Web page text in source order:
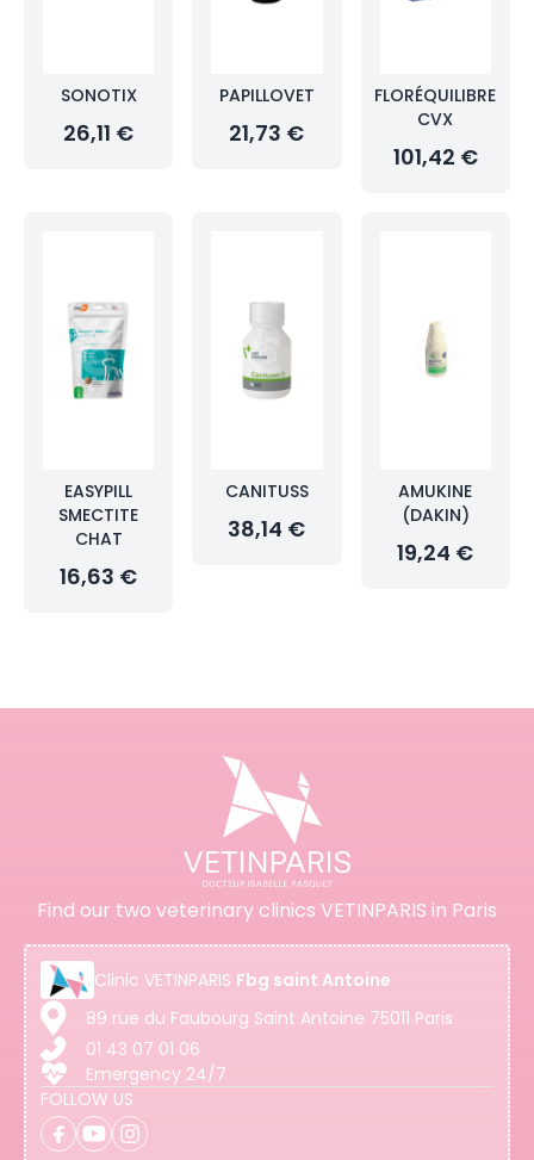
SONOTIX
26,11 €
PAPILLOVET
21,73 €
FLORÉQUILIBRE
CVX
101,42 €
EASYPILL
SMECTITE
CHAT
16,63 €
CANITUSS
38,14 €
AMUKINE
(DAKIN)
19,24 €
Find our two veterinary clinics VETINPARIS in Paris
Clinic VETINPARIS Fbg saint Antoine
89 rue du Faubourg Saint Antoine 75011 Paris
01 43 07 01 06
Emergency 24/7
FOLLOW US